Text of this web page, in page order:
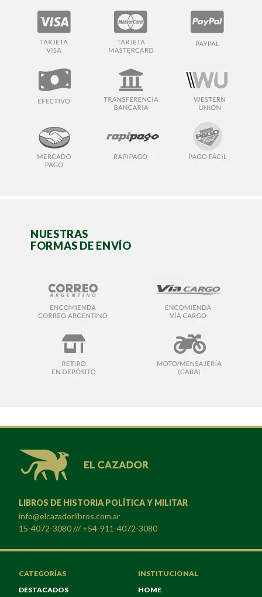
NUESTRAS
FORMAS DE ENVÍO
LIBROS DE HISTORIA POLÍTICA Y MILITAR
info@elcazadorlibros.com.ar
15-4072-3080 /// +54-911-4072-3080
CATEGORÍAS
DESTACADOS
INSTITUCIONAL
HOME